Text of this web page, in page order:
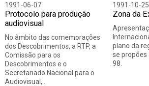
1991-06-07
Protocolo para produção
audiovisual
No âmbito das comemorações
dos Descobrimentos, a RTP, a
Comissão para os
Descobrimentos e o
Secretariado Nacional para o
Audiovisual,…
1991-10-25
Zona da
plano da
se propões
98.